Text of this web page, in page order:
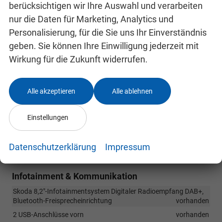
Netzprogramm im Kofferraum
vorhanden
LED-Ambientebeleuchtung (2-farbig, weiß oder rot)
Beheizbares Lenkrad
vorhanden
Klimaanlage Climatronic (2-Zonen) inkl. Feuchtigkeitssensor
sowie automatischer Innenspiegelabblendung
Mittelarmlehne hinten
Pedalerie in Edelstahl-Optik
Lenkrad im Sportdesign
Infotainment & Kommunikation
Skoda 8,2"-Infotainmentsystem Digitaler Radioempfang DAB+,
Bluetooth-Freisprecheinrichtung
vorhanden
2 USB-Anschlüsse vorn
vorhanden
berücksichtigen wir Ihre Auswahl und verarbeiten
nur die Daten für Marketing, Analytics und
Personalisierung, für die Sie uns Ihr Einverständnis
geben. Sie können Ihre Einwilligung jederzeit mit
Wirkung für die Zukunft widerrufen.
Alle akzeptieren Alle ablehnen
Einstellungen
Datenschutzerklärung Impressum